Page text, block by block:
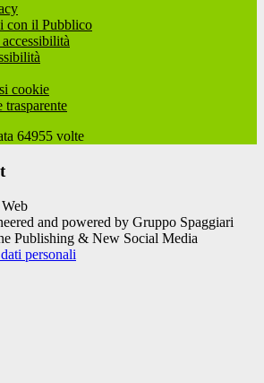
con il Pubblico
cookie
64955 volte
and powered by Gruppo Spaggiari
Publishing & New Social Media
personali